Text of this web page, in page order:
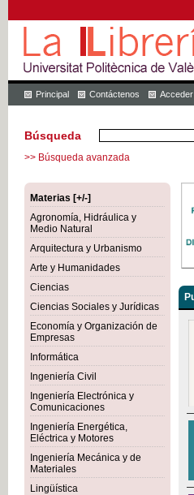
Principal Contáctenos Acceder
Búsqueda
>> Búsqueda avanzada
Materias [+/-]
Agronomía, Hidráulica y
Medio Natural
Arquitectura y Urbanismo
Arte y Humanidades
Ciencias
Ciencias Sociales y Jurídicas
Economía y Organización de
Empresas
Informática
Ingeniería Civil
Ingeniería Electrónica y
Comunicaciones
Ingeniería Energética,
Eléctrica y Motores
Ingeniería Mecánica y de
Materiales
Lingüística